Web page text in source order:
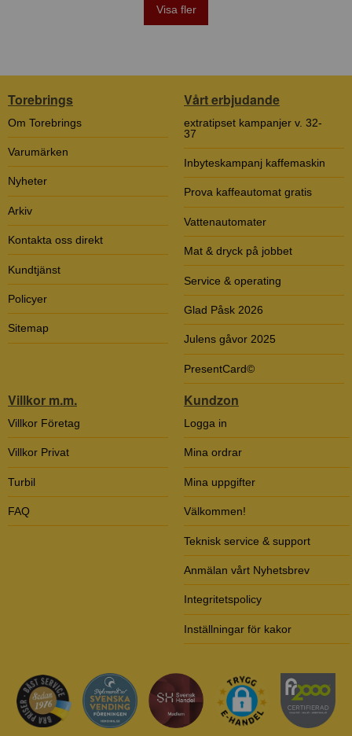
Visa fler
Torebrings
Om Torebrings
Varumärken
Nyheter
Arkiv
Kontakta oss direkt
Kundtjänst
Policyer
Sitemap
Vårt erbjudande
extratipset kampanjer v. 32-
37
Inbyteskampanj kaffemaskin
Prova kaffeautomat gratis
Vattenautomater
Mat & dryck på jobbet
Service & operating
Glad Påsk 2026
Julens gåvor 2025
PresentCard©
Villkor m.m.
Villkor Företag
Villkor Privat
Turbil
FAQ
Kundzon
Logga in
Mina ordrar
Mina uppgifter
Välkommen!
Teknisk service & support
Anmälan vårt Nyhetsbrev
Integritetspolicy
Inställningar för kakor